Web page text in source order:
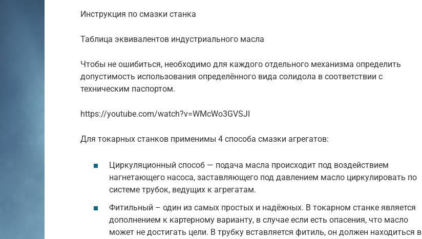
Инструкция по смазки станка
Таблица эквивалентов индустриального масла
Чтобы не ошибиться, необходимо для каждого отдельного механизма определить
допустимость использования определённого вида солидола в соответствии с
техническим паспортом.
https://youtube.com/watch?v=WMcWo3GVSJI
Для токарных станков применимы 4 способа смазки агрегатов:
Циркуляционный способ — подача масла происходит под воздействием
нагнетающего насоса, заставляющего под давлением масло циркулировать по
системе трубок, ведущих к агрегатам.
Фитильный – один из самых простых и надёжных. В токарном станке является
дополнением к картерному варианту, в случае если есть опасения, что масло
может не достигать цели. В трубку вставляется фитиль, он должен находиться в